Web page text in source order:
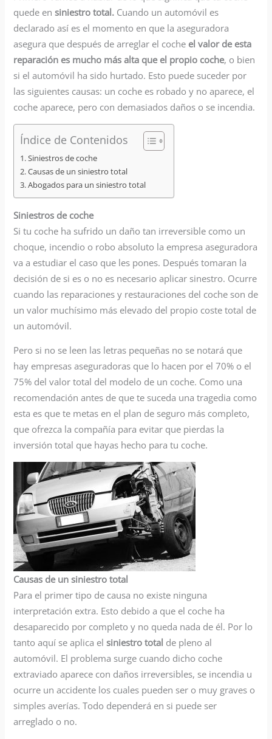
quede ensiniestro total. Cuando un automóvil es
declarado así es el momento en que la aseguradora
asegura que después de arreglar el coche el valor de esta
reparación es mucho más alta que el propio coche, o bien
si el automóvil ha sido hurtado. Esto puede suceder por
las siguientes causas: un coche es robado y no aparece, el
coche aparece, pero con demasiados daños o se incendia.
Índice de Contenidos
Siniestros de coche
Causas de un siniestro total
Abogados para un siniestro total
Siniestros de coche
Si tu coche ha sufrido un daño tan irreversible como un
choque, incendio o robo absoluto la empresa aseguradora
va a estudiar el caso que les pones. Después tomaran la
decisión de si es o no es necesario aplicar sinestro. Ocurre
cuando las reparaciones y restauraciones del coche son de
un valor muchísimo más elevado del propio coste total de
un automóvil.
Pero si no se leen las letras pequeñas no se notará que
hay empresas aseguradoras que lo hacen por el 70% o el
75% del valor total del modelo de un coche. Como una
recomendación antes de que te suceda una tragedia como
esta es que te metas en el plan de seguro más completo,
que ofrezca la compañía para evitar que pierdas la
inversión total que hayas hecho para tu coche.
Causas de un siniestro total
Para el primer tipo de causa no existe ninguna
interpretación extra. Esto debido a que el coche ha
desaparecido por completo y no queda nada de él. Por lo
tanto aquí se aplica elsiniestro total de pleno al
automóvil. El problema surge cuando dicho coche
extraviado aparece con daños irreversibles, se incendia u
ocurre un accidente los cuales pueden ser o muy graves o
simples averías. Todo dependerá en si puede ser
arreglado o no.